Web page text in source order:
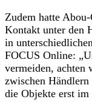
Zudem hatte
Kontakt unter den
in
FOCUS Online:
vermeiden, achten
zwischen
die Objekte erst im